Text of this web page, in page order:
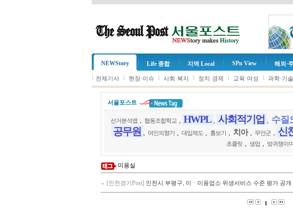
NEWStory Life 종합 지역 Local SPn View 해외·
l 전체기사 l 현장·이슈 l 사회·복지 l 정치·경제 l 교육·여성 l 과학·기술
서울포스트
선거분석앱 협동조합학교 HWPL 사회적기업 수질
공무원 여인의향기 대입제도 흉보기 치아 무안군 신
초콜릿
생업 방귀쟁이
미용실
[인천경기Post] 인천시 부평구, 이ㆍ미용업소 위생서비스 수준 평가 공개
1